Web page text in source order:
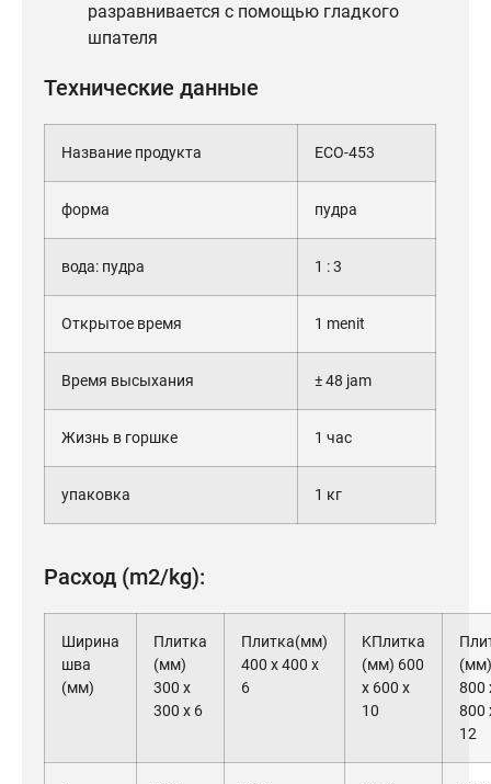
разравнивается с помощью гладкого
шпателя
Технические данные
Название продукта ECO-453
форма пудра
вода: пудра 1 : 3
Открытое время 1 menit
Время высыхания ± 48 jam
Жизнь в горшке 1 час
упаковка 1 кг
Расход (m2/kg):
Ширина
шва
(мм)
Плитка
(мм)
300 x
300 x 6
Плитка(мм)
400 x 400 x
6
KПлитка
(мм) 600
x 600 x
10
(мм)
800
800
12